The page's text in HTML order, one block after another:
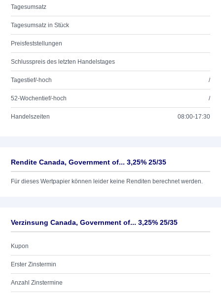
Tagesumsatz
Tagesumsatz in Stück
Preisfeststellungen
Schlusspreis des letzten Handelstages
Tagestief/-hoch /
52-Wochentief/-hoch /
Handelszeiten 08:00-17:30
Rendite Canada, Government of... 3,25% 25/35
Für dieses Wertpapier können leider keine Renditen berechnet werden.
Verzinsung Canada, Government of... 3,25% 25/35
Kupon
Erster Zinstermin
Anzahl Zinstermine